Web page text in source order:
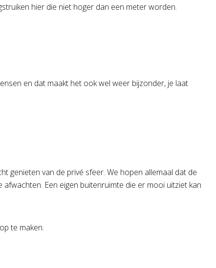
hier die niet hoger dan een meter worden.
en dat maakt het ook wel weer bijzonder, je laat
genieten van de privé sfeer. We hopen allemaal dat de
Een eigen buitenruimte die er mooi uitziet kan
te maken.